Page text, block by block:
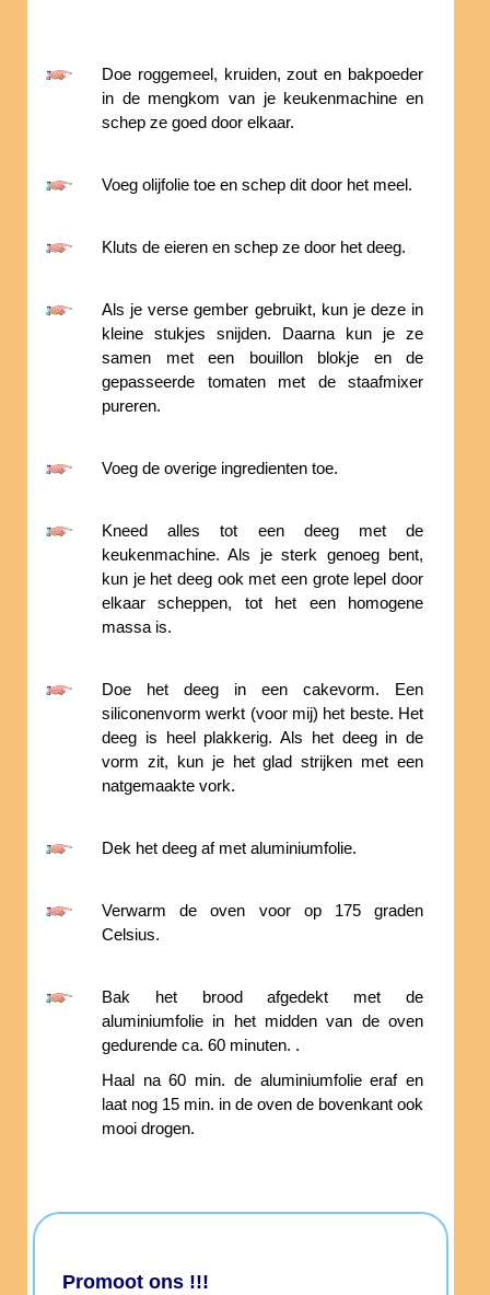
Doe roggemeel, kruiden, zout en bakpoeder
in de mengkom van je keukenmachine en
schep ze goed door elkaar.
Voeg olijfolie toe en schep dit door het meel.
Kluts de eieren en schep ze door het deeg.
Als je verse gember gebruikt, kun je deze in
kleine stukjes snijden. Daarna kun je ze
samen met een bouillon blokje en de
gepasseerde tomaten met de staafmixer
pureren.
Voeg de overige ingredienten toe.
Kneed alles tot een deeg met de
keukenmachine. Als je sterk genoeg bent,
kun je het deeg ook met een grote lepel door
elkaar scheppen, tot het een homogene
massa is.
Doe het deeg in een cakevorm. Een
siliconenvorm werkt (voor mij) het beste. Het
deeg is heel plakkerig. Als het deeg in de
vorm zit, kun je het glad strijken met een
natgemaakte vork.
Dek het deeg af met aluminiumfolie.
Verwarm de oven voor op 175 graden
Celsius.
Bak het brood afgedekt met de
aluminiumfolie in het midden van de oven
gedurende ca. 60 minuten. .
Haal na 60 min. de aluminiumfolie eraf en
laat nog 15 min. in de oven de bovenkant ook
mooi drogen.
Promoot ons !!!